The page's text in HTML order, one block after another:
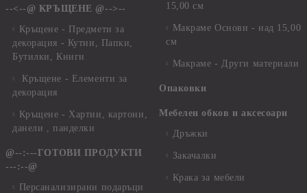
--<--@ КРЪЩЕНЕ @-->--
Кръщене - Предмети за
декорация - Кутии, Папки,
Бутилки, Книги
Кръщене - Елементи за
декорация
Кръщене - Хартии, картони,
данели , панделки
@--:---ГОТОВИ ПРОДУКТИ
---:--@
Персанализирани подаръци
15,00 см
Макраме Основи - над 15,00
см
Макраме - Други материали
Опаковки
Мебелен обков и аксесоари
Дръжки
Закачалки
Крака за мебели